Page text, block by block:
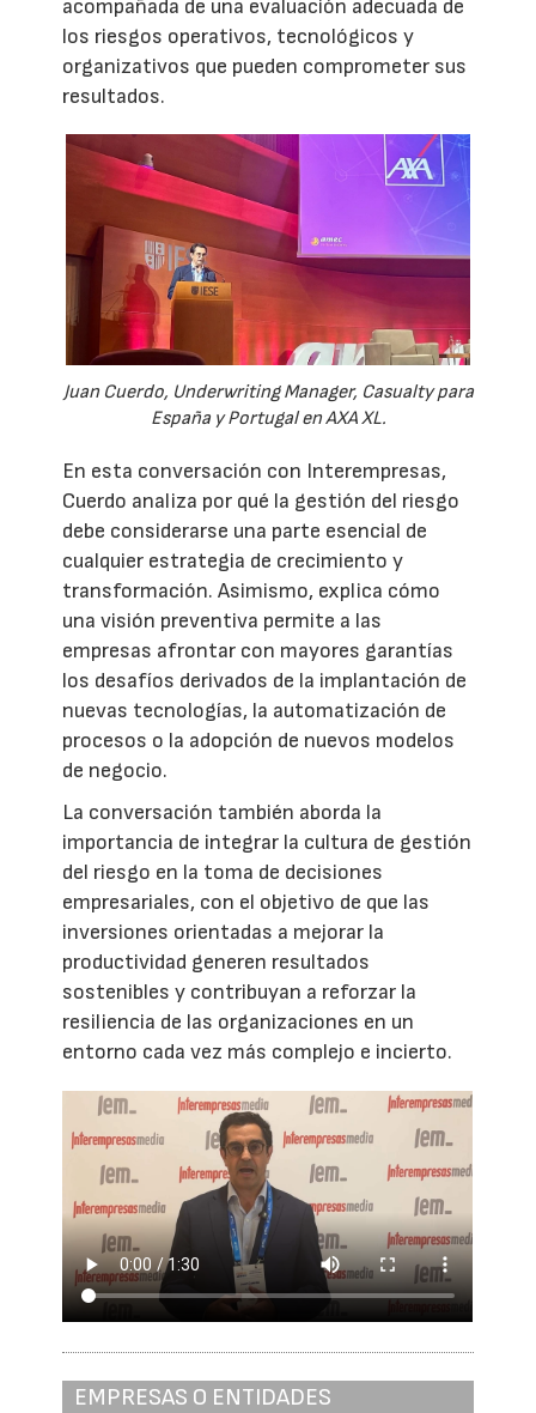
acompañada de una evaluación adecuada de
los riesgos operativos, tecnológicos y
organizativos que pueden comprometer sus
resultados.
Juan Cuerdo, Underwriting Manager, Casualty para
España y Portugal en AXA XL.
En esta conversación con Interempresas,
Cuerdo analiza por qué la gestión del riesgo
debe considerarse una parte esencial de
cualquier estrategia de crecimiento y
transformación. Asimismo, explica cómo
una visión preventiva permite a las
empresas afrontar con mayores garantías
los desafíos derivados de la implantación de
nuevas tecnologías, la automatización de
procesos o la adopción de nuevos modelos
de negocio.
La conversación también aborda la
importancia de integrar la cultura de gestión
del riesgo en la toma de decisiones
empresariales, con el objetivo de que las
inversiones orientadas a mejorar la
productividad generen resultados
sostenibles y contribuyan a reforzar la
resiliencia de las organizaciones en un
entorno cada vez más complejo e incierto.
EMPRESAS O ENTIDADES